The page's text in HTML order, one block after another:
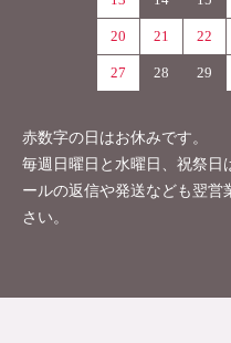
20 21 22
27 28 29
赤数字の日はお休みです。
毎週日曜日と水曜日、祝祭日
ールの返信や発送なども翌
さい。